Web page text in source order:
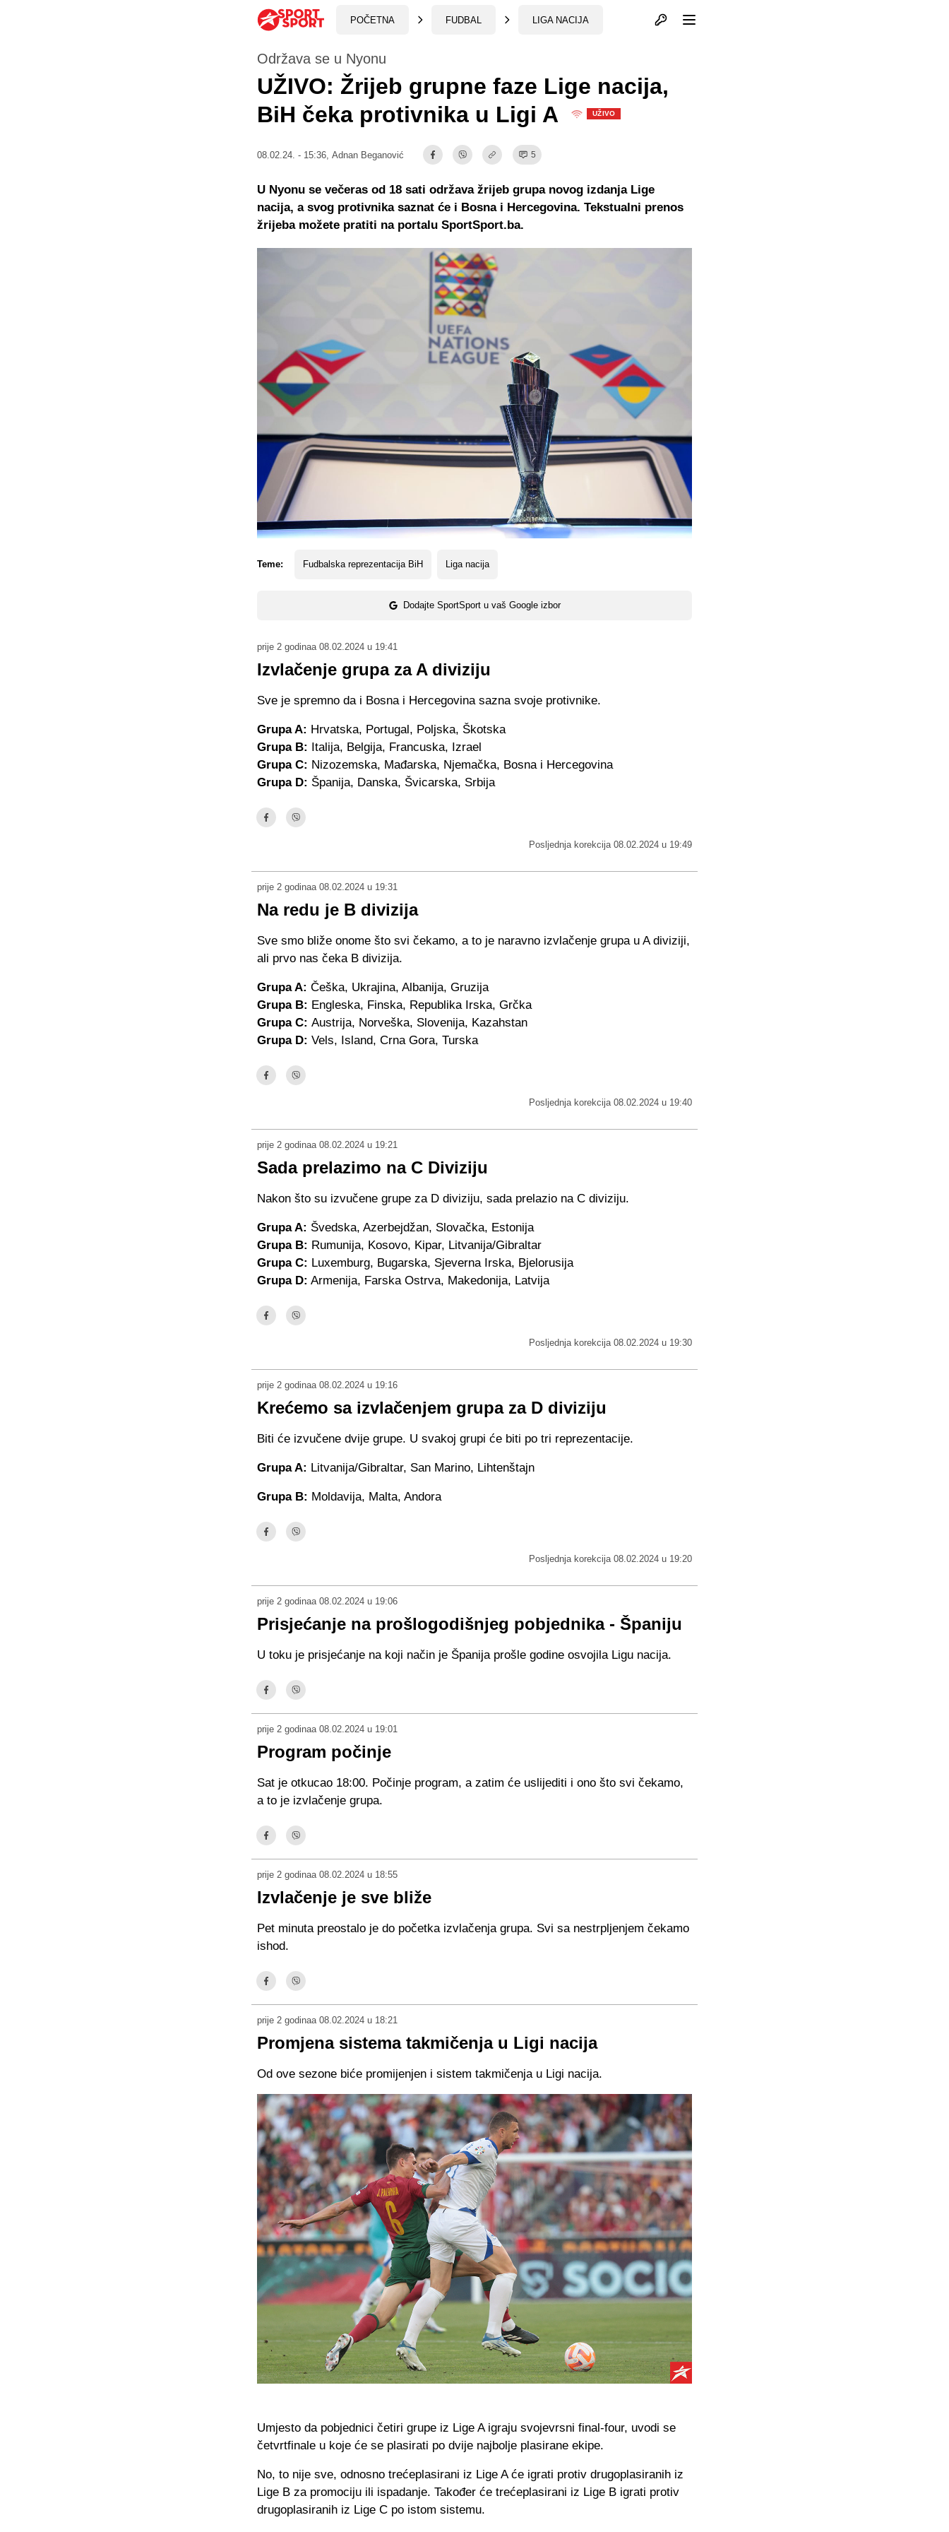
POČETNA FUDBAL LIGA NACIJA Otvori profil
Održava se u Nyonu
UŽIVO: Žrijeb grupne faze Lige nacija,
BiH čeka protivnika u Ligi A
UŽIVO
08.02.24. - 15:36, Adnan Beganović 5
Teme: Fudbalska reprezentacija BiH Liga nacija
Dodajte SportSport u vaš Google izbor
U Nyonu se večeras od 18 sati održava žrijeb grupa novog izdanja Lige
nacija, a svog protivnika saznat će i Bosna i Hercegovina. Tekstualni prenos
žrijeba možete pratiti na portalu SportSport.ba.
prije 2 godinaa 08.02.2024 u 19:41
Izvlačenje grupa za A diviziju
Sve je spremno da i Bosna i Hercegovina sazna svoje protivnike.
Grupa A: Hrvatska, Portugal, Poljska, Škotska
Grupa B: Italija, Belgija, Francuska, Izrael
Grupa C: Nizozemska, Mađarska, Njemačka, Bosna i Hercegovina
Grupa D: Španija, Danska, Švicarska, Srbija
Posljednja korekcija 08.02.2024 u 19:49
prije 2 godinaa 08.02.2024 u 19:31
Na redu je B divizija
Sve smo bliže onome što svi čekamo, a to je naravno izvlačenje grupa u A diviziji,
ali prvo nas čeka B divizija.
Grupa A: Češka, Ukrajina, Albanija, Gruzija
Grupa B: Engleska, Finska, Republika Irska, Grčka
Grupa C: Austrija, Norveška, Slovenija, Kazahstan
Grupa D: Vels, Island, Crna Gora, Turska
Posljednja korekcija 08.02.2024 u 19:40
prije 2 godinaa 08.02.2024 u 19:21
Sada prelazimo na C Diviziju
Nakon što su izvučene grupe za D diviziju, sada prelazio na C diviziju.
Grupa A: Švedska, Azerbejdžan, Slovačka, Estonija
Grupa B: Rumunija, Kosovo, Kipar, Litvanija/Gibraltar
Grupa C: Luxemburg, Bugarska, Sjeverna Irska, Bjelorusija
Grupa D: Armenija, Farska Ostrva, Makedonija, Latvija
Posljednja korekcija 08.02.2024 u 19:30
prije 2 godinaa 08.02.2024 u 19:16
Krećemo sa izvlačenjem grupa za D diviziju
Biti će izvučene dvije grupe. U svakoj grupi će biti po tri reprezentacije.
Grupa A: Litvanija/Gibraltar, San Marino, Lihtenštajn
Grupa B: Moldavija, Malta, Andora
Posljednja korekcija 08.02.2024 u 19:20
prije 2 godinaa 08.02.2024 u 19:06
Prisjećanje na prošlogodišnjeg pobjednika - Španiju
U toku je prisjećanje na koji način je Španija prošle godine osvojila Ligu nacija.
prije 2 godinaa 08.02.2024 u 19:01
Program počinje
Sat je otkucao 18:00. Počinje program, a zatim će uslijediti i ono što svi čekamo,
a to je izvlačenje grupa.
prije 2 godinaa 08.02.2024 u 18:55
Izvlačenje je sve bliže
Pet minuta preostalo je do početka izvlačenja grupa. Svi sa nestrpljenjem čekamo
ishod.
prije 2 godinaa 08.02.2024 u 18:21
Promjena sistema takmičenja u Ligi nacija
Od ove sezone biće promijenjen i sistem takmičenja u Ligi nacija.
Umjesto da pobjednici četiri grupe iz Lige A igraju svojevrsni final-four, uvodi se
četvrtfinale u koje će se plasirati po dvije najbolje plasirane ekipe.
No, to nije sve, odnosno trećeplasirani iz Lige A će igrati protiv drugoplasiranih iz
Lige B za promociju ili ispadanje. Također će trećeplasirani iz Lige B igrati protiv
drugoplasiranih iz Lige C po istom sistemu.